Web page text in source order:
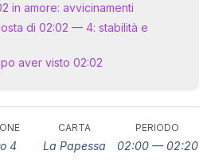
in amore: avvicinamenti
di 02:02 — 4: stabilità e
aver visto 02:02
4
CARTA
La Papessa
PERIODO
02:00 — 02:20